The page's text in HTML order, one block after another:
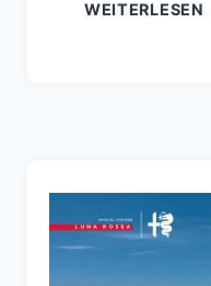
WEITERLESEN